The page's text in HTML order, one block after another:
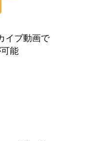
イブ動画で
能